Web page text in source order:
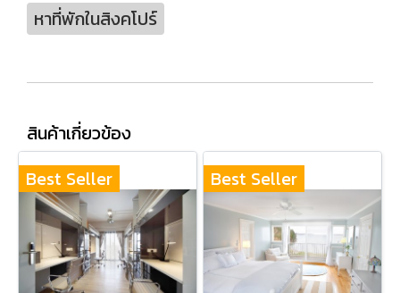
หาที่พักในสิงคโปร์
สินค้าเกี่ยวข้อง
Best Seller
Best Seller